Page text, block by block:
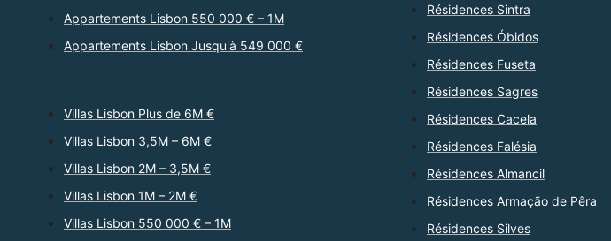
Appartements Lisbon 550 000 € – 1M
Appartements Lisbon Jusqu'à 549 000 €
Villas Lisbon Plus de 6M €
Villas Lisbon 3,5M – 6M €
Villas Lisbon 2M – 3,5M €
Villas Lisbon 1M – 2M €
Villas Lisbon 550 000 € – 1M
Résidences Sintra
Résidences Óbidos
Résidences Fuseta
Résidences Sagres
Résidences Cacela
Résidences Falésia
Résidences Almancil
Résidences Armação de Pêra
Résidences Silves